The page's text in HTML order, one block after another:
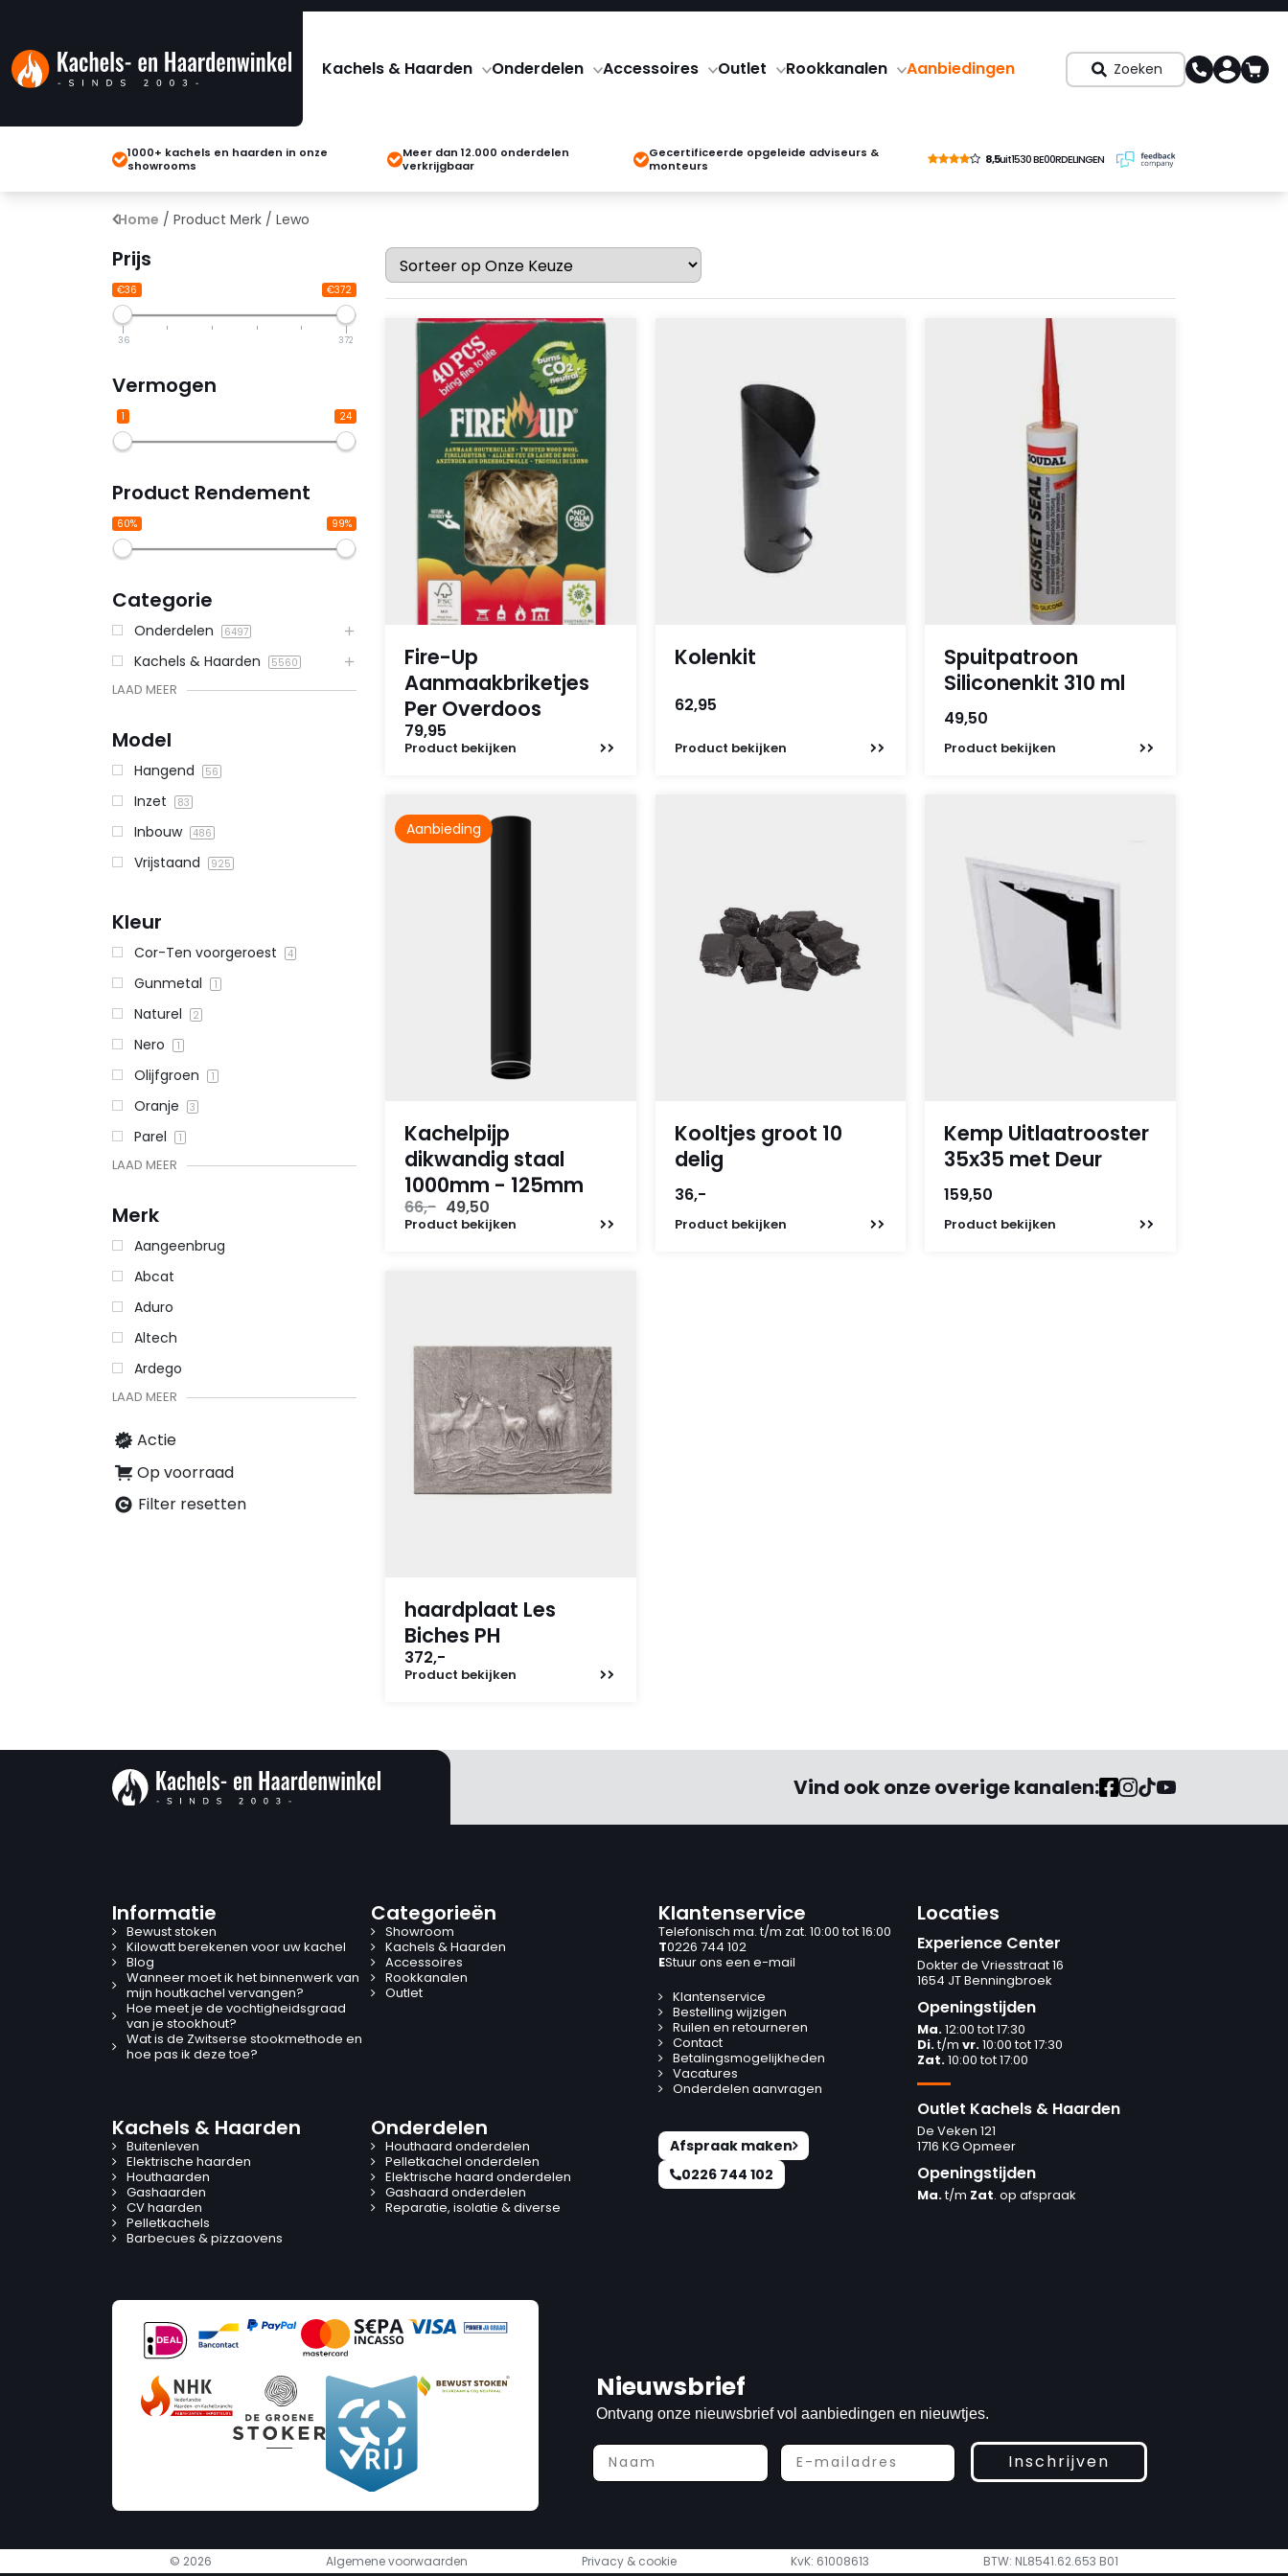
Kachels & Haarden Onderdelen Accessoires Outlet Rookkanalen Aanbiedingen Zoeken
1000+ kachels en haarden in onze
showrooms
Meer dan 12.000 onderdelen
verkrijgbaar
Gecertificeerde opgeleide adviseurs &
monteurs
8,5uit1530 BE00RDELINGEN
Home / Product Merk / Lewo
Prijs
€36 €372
36 372
Vermogen
1 24
Product Rendement
60% 99%
Categorie
Onderdelen 6497
Kachels & Haarden 5560
LAAD MEER
Model
Hangend 56
Inzet 83
Inbouw 486
Vrijstaand 925
Kleur
Cor-Ten voorgeroest 4
Gunmetal 1
Naturel 2
Nero 1
Olijfgroen 1
Oranje 3
Parel 1
LAAD MEER
Merk
Aangeenbrug
Abcat
Aduro
Altech
Ardego
LAAD MEER
Actie
Op voorraad
Filter resetten
Fire-Up
Aanmaakbriketjes
Per Overdoos
79,95
Product bekijken
Kolenkit
62,95
Product bekijken
Spuitpatroon
Siliconenkit 310 ml
49,50
Product bekijken
Aanbieding
Kachelpijp
dikwandig staal
1000mm - 125mm
66,- Oorspronkelijke
prijs
49,50
prijs
Product bekijken
Kooltjes groot 10
delig
36,-
Product bekijken
Kemp Uitlaatrooster
35x35 met Deur
159,50
Product bekijken
haardplaat Les
Biches PH
372,-
Product bekijken
Vind ook onze overige kanalen:
Informatie
Bewust stoken
Kilowatt berekenen voor uw kachel
Blog
Wanneer moet ik het binnenwerk van
mijn houtkachel vervangen?
Hoe meet je de vochtigheidsgraad
van je stookhout?
Wat is de Zwitserse stookmethode en
hoe pas ik deze toe?
Categorieën
Showroom
Kachels & Haarden
Accessoires
Rookkanalen
Outlet
Kachels & Haarden
Buitenleven
Elektrische haarden
Houthaarden
Gashaarden
CV haarden
Pelletkachels
Barbecues & pizzaovens
Onderdelen
Houthaard onderdelen
Pelletkachel onderdelen
Elektrische haard onderdelen
Gashaard onderdelen
Reparatie, isolatie & diverse
Klantenservice
Telefonisch ma. t/m zat. 10:00 tot 16:00
T0226 744 102
EStuur ons een e-mail
Klantenservice
Bestelling wijzigen
Ruilen en retourneren
Contact
Betalingsmogelijkheden
Vacatures
Onderdelen aanvragen
Afspraak maken
0226 744 102
Locaties
Experience Center
Dokter de Vriesstraat 16
1654 JT Benningbroek
Openingstijden
Ma.12:00 tot 17:30
Di.t/m vr.10:00 tot 17:30
Zat.10:00 tot 17:00
Outlet Kachels & Haarden
De Veken 121
1716 KG Opmeer
Openingstijden
Ma.t/m Zat. op afspraak
Nieuwsbrief
Ontvang onze nieuwsbrief vol aanbiedingen en nieuwtjes.
Inschrijven
© 2026 Algemene voorwaarden Privacy & cookie KvK: 61008613 BTW: NL8541.62.653 B01